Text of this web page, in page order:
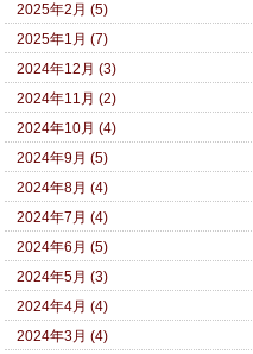
2025年2月 (5)
2025年1月 (7)
2024年12月 (3)
2024年11月 (2)
2024年10月 (4)
2024年9月 (5)
2024年8月 (4)
2024年7月 (4)
2024年6月 (5)
2024年5月 (3)
2024年4月 (4)
2024年3月 (4)